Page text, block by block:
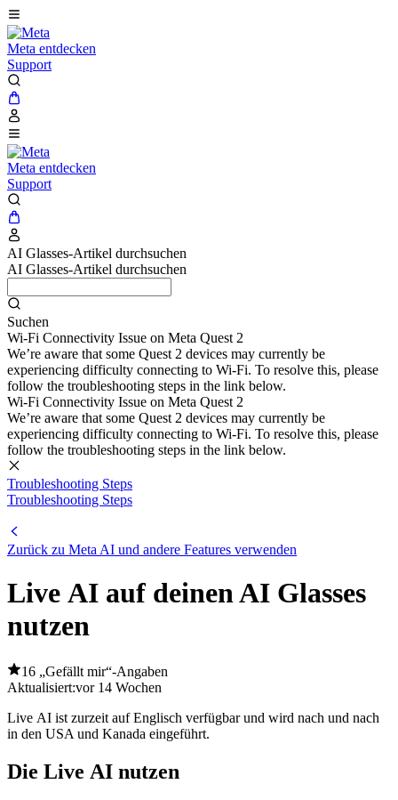
Meta entdecken
Support
Meta entdecken
Support
AI Glasses-Artikel durchsuchen
AI Glasses-Artikel durchsuchen
Suchen
Wi-Fi Connectivity Issue on Meta Quest 2
We’re aware that some Quest 2 devices may currently be
experiencing difficulty connecting to Wi-Fi. To resolve this, please
follow the troubleshooting steps in the link below.
Wi-Fi Connectivity Issue on Meta Quest 2
We’re aware that some Quest 2 devices may currently be
experiencing difficulty connecting to Wi-Fi. To resolve this, please
follow the troubleshooting steps in the link below.
Troubleshooting Steps
Troubleshooting Steps
Zurück zu Meta AI und andere Features verwenden
Live AI auf deinen AI Glasses
nutzen
16 „Gefällt mir“-Angaben
Aktualisiert:vor 14 Wochen
Live AI ist zurzeit auf Englisch verfügbar und wird nach und nach
in den USA und Kanada eingeführt.
Die Live AI nutzen